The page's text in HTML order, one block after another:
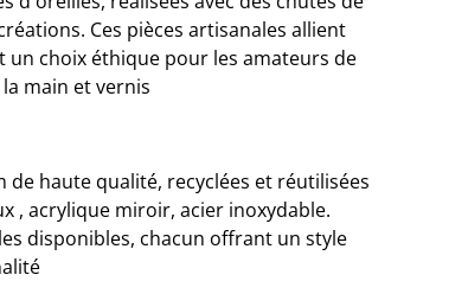
Ces pièces artisanales allient
choix éthique pour les amateurs de
main et vernis
de haute qualité, recyclées et réutilisées
, acrylique miroir, acier inoxydable.
disponibles, chacun offrant un style